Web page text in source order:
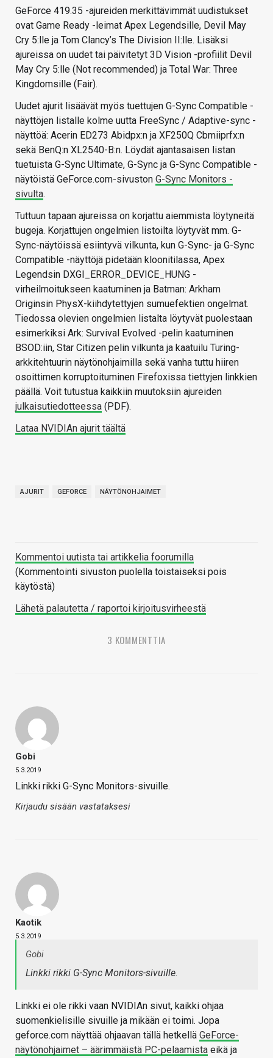
GeForce 419.35 -ajureiden merkittävimmät uudistukset
ovat Game Ready -leimat Apex Legendsille, Devil May
Cry 5:lle ja Tom Clancy’s The Division II:lle. Lisäksi
ajureissa on uudet tai päivitetyt 3D Vision -profiilit Devil
May Cry 5:lle (Not recommended) ja Total War: Three
Kingdomsille (Fair).
Uudet ajurit lisäävät myös tuettujen G-Sync Compatible -
näyttöjen listalle kolme uutta FreeSync / Adaptive-sync -
näyttöä: Acerin ED273 Abidpx:n ja XF250Q Cbmiiprfx:n
sekä BenQ:n XL2540-B:n. Löydät ajantasaisen listan
tuetuista G-Sync Ultimate, G-Sync ja G-Sync Compatible -
näytöistä GeForce.com-sivuston G-Sync Monitors -
sivulta.
Tuttuun tapaan ajureissa on korjattu aiemmista löytyneitä
bugeja. Korjattujen ongelmien listoilta löytyvät mm. G-
Sync-näytöissä esiintyvä vilkunta, kun G-Sync- ja G-Sync
Compatible -näyttöjä pidetään kloonitilassa, Apex
Legendsin DXGI_ERROR_DEVICE_HUNG -
virheilmoitukseen kaatuminen ja Batman: Arkham
Originsin PhysX-kiihdytettyjen sumuefektien ongelmat.
Tiedossa olevien ongelmien listalta löytyvät puolestaan
esimerkiksi Ark: Survival Evolved -pelin kaatuminen
BSOD:iin, Star Citizen pelin vilkunta ja kaatuilu Turing-
arkkitehtuurin näytönohjaimilla sekä vanha tuttu hiiren
osoittimen korruptoituminen Firefoxissa tiettyjen linkkien
päällä. Voit tutustua kaikkiin muutoksiin ajureiden
julkaisutiedotteessa (PDF).
Lataa NVIDIAn ajurit täältä
AJURIT GEFORCE NÄYTÖNOHJAIMET
Kommentoi uutista tai artikkelia foorumilla
(Kommentointi sivuston puolella toistaiseksi pois
käytöstä)
Lähetä palautetta / raportoi kirjoitusvirheestä
3 KOMMENTTIA
Gobi
5.3.2019
Linkki rikki G-Sync Monitors-sivuille.
Kirjaudu sisään vastataksesi
Kaotik
5.3.2019
Gobi
Linkki rikki G-Sync Monitors-sivuille.
Linkki ei ole rikki vaan NVIDIAn sivut, kaikki ohjaa
suomenkielisille sivuille ja mikään ei toimi. Jopa
geforce.com näyttää ohjaavan tällä hetkellä GeForce-
näytönohjaimet – äärimmäistä PC-pelaamista eikä ja